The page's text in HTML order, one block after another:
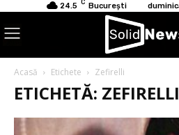
24.5 C București
Acasă Etichete Zefirelli
ETICHETĂ: ZEFIRELLI